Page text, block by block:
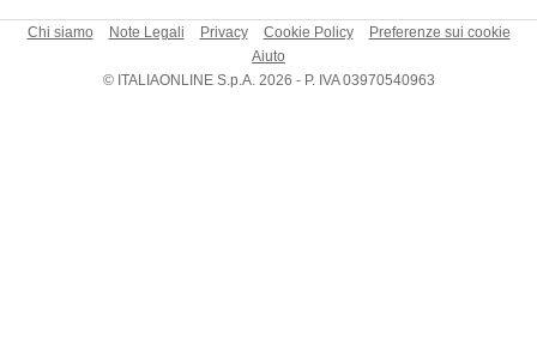
Chi siamo Note Legali Privacy Cookie Policy
Preferenze sui cookie
Aiuto
© ITALIAONLINE S.p.A. 2026 - P. IVA 03970540963